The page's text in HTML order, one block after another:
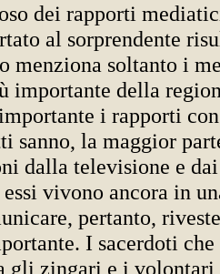
dei rapporti
al sorprendente
menziona soltanto i
importante della
i rapporti
sanno, la maggior
dalla televisione e
vivono ancora in
pertanto,
I sacerdoti
gli zingari e i volontari